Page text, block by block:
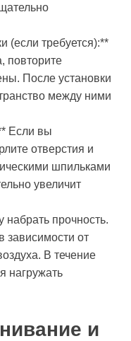
(если требуется):**
повторите
После установки
между ними
Если вы
отверстия и
шпильками
увеличит
прочность.
зависимости от
В течение
нагружать
и